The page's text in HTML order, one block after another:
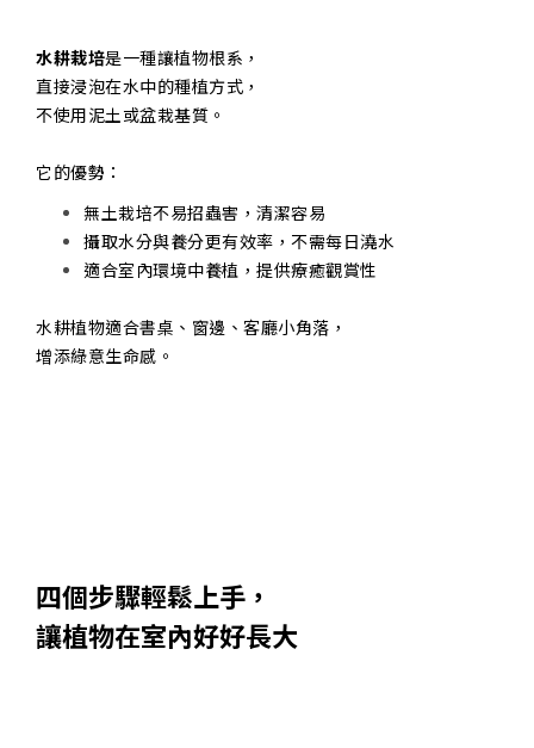
水耕栽培是一種讓植物根系，
直接浸泡在水中的種植方式，
不使用泥土或盆栽基質。
它的優勢：
無土栽培不易招蟲害，清潔容易
攝取水分與養分更有效率，不需每日澆水
適合室內環境中養植，提供療癒觀賞性
水耕植物適合書桌、窗邊、客廳小角落，
增添綠意生命感。
四個步驟輕鬆上手，
讓植物在室內好好長大